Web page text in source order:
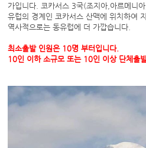
가입니다. 코카서스 3국(조지아,아르메니
유럽의 경계인 코카서스 산맥에 위치하여
역사적으로는 동유럽에 더 가깝습니다.
최소출발 인원은 10명 부터입니다.
10인 이하 소규모 또는 10인 이상 단체출